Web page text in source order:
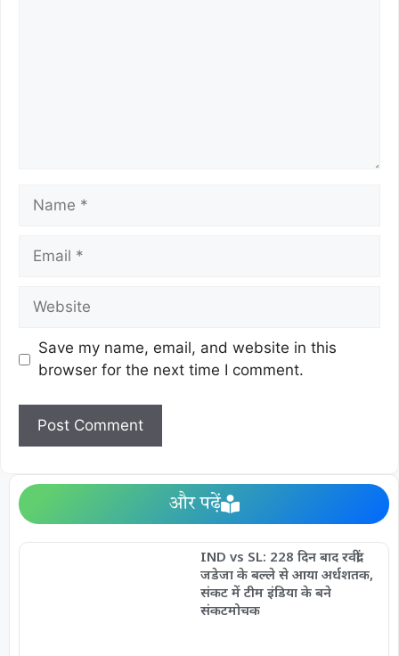
Save my name, email, and website in this
browser for the next time I comment.
और पढ़ें
IND vs SL: 228 दिन बाद रवींद्र
जडेजा के बल्ले से आया अर्धशतक,
संकट में टीम इंडिया के बने
संकटमोचक